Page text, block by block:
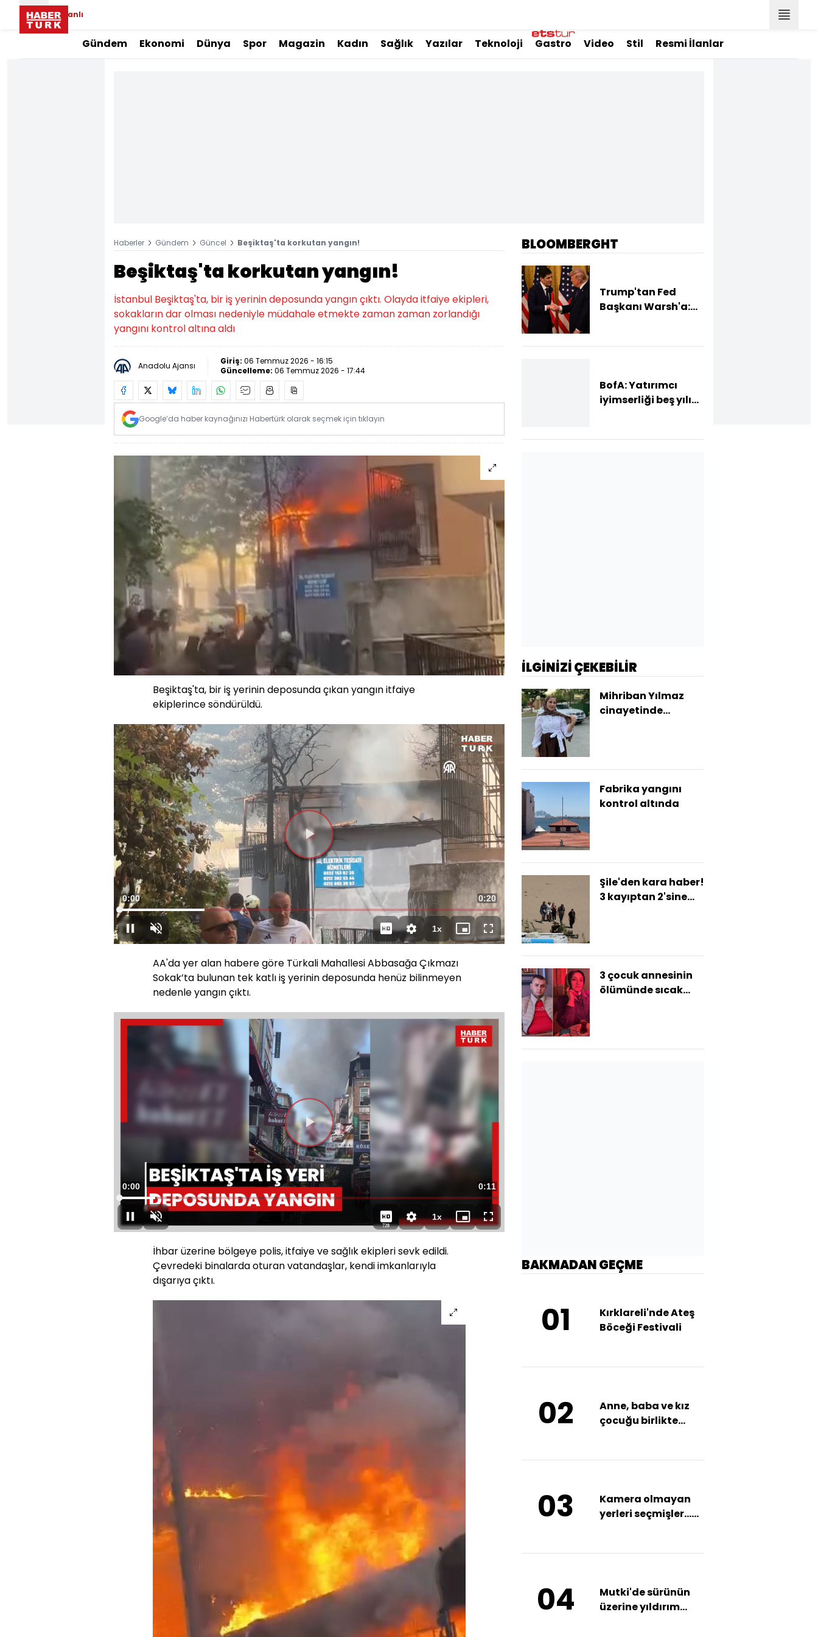
Canlı
Gündem Ekonomi Dünya Spor Magazin Kadın Sağlık Yazılar Teknoloji Gastro Video Stil Resmi İlanlar
Haberler Gündem Güncel Beşiktaş'ta korkutan yangın!
Beşiktaş'ta korkutan yangın!
İstanbul Beşiktaş'ta, bir iş yerinin deposunda yangın çıktı. Olayda itfaiye ekipleri,
sokakların dar olması nedeniyle müdahale etmekte zaman zaman zorlandığı
yangını kontrol altına aldı
Anadolu Ajansı Giriş: 06 Temmuz 2026 - 16:15
Güncelleme: 06 Temmuz 2026 - 17:44
Google’da haber kaynağınızı Habertürk olarak seçmek için tıklayın
Beşiktaş'ta, bir iş yerinin deposunda çıkan yangın itfaiye
ekiplerince söndürüldü.
Videoyu
Oynat
Oynat Sesi
Aç
Süre
0:00 Toplam
Süre
0:20
Yüklendi:
22.31%
1xOynatma
Hızı
Mini
oynatıcı
Tam
Ekran
AA'da yer alan habere göre Türkali Mahallesi Abbasağa Çıkmazı
Sokak’ta bulunan tek katlı iş yerinin deposunda henüz bilinmeyen
nedenle yangın çıktı.
Videoyu
Oynat
Oynat Sesi
Aç
Süre
0:00 Toplam
Süre
0:11
720
Yüklendi:
100.00%
1xOynatma
Hızı
Mini
oynatıcı
Tam
Ekran
İhbar üzerine bölgeye polis, itfaiye ve sağlık ekipleri sevk edildi.
Çevredeki binalarda oturan vatandaşlar, kendi imkanlarıyla
dışarıya çıktı.
BLOOMBERGHT
Trump'tan Fed
Başkanı Warsh'a:
değil
BofA: Yatırımcı
iyimserliği beş yılın
İLGİNİZİ ÇEKEBİLİR
Mihriban Yılmaz
cinayetinde
Fabrika yangını
kontrol altında
Şile'den kara haber!
3 kayıptan 2'sine
3 çocuk annesinin
ölümünde sıcak
BAKMADAN GEÇME
01
Kırklareli'nde Ateş
Böceği Festivali
02
Anne, baba ve kız
çocuğu birlikte
03
Kamera olmayan
yerleri seçmişler...
04
Mutki'de sürünün
üzerine yıldırım